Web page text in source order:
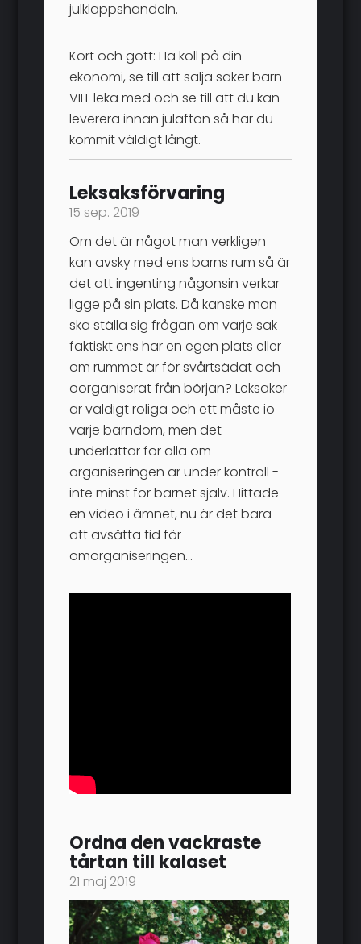
julklappshandeln.
Kort och gott: Ha koll på din
ekonomi, se till att sälja saker barn
VILL leka med och se till att du kan
leverera innan julafton så har du
kommit väldigt långt.
Leksaksförvaring
15 sep. 2019
Om det är något man verkligen
kan avsky med ens barns rum så är
det att ingenting någonsin verkar
ligge på sin plats. Då kanske man
ska ställa sig frågan om varje sak
faktiskt ens har en egen plats eller
om rummet är för svårtsädat och
oorganiserat från början? Leksaker
är väldigt roliga och ett måste io
varje barndom, men det
underlättar för alla om
organiseringen är under kontroll -
inte minst för barnet själv. Hittade
en video i ämnet, nu är det bara
att avsätta tid för
omorganiseringen...
Ordna den vackraste
tårtan till kalaset
21 maj 2019